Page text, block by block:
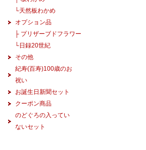
└天然板わかめ
オプション品
├ プリザーブドフラワー
└日録20世紀
その他
紀寿(百寿)100歳のお
祝い
お誕生日新聞セット
クーポン商品
のどぐろの入ってい
ないセット